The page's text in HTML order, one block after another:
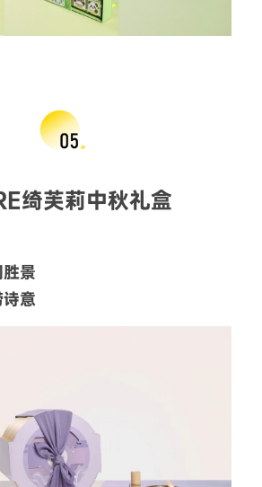
绮芙莉中秋礼盒
景
意